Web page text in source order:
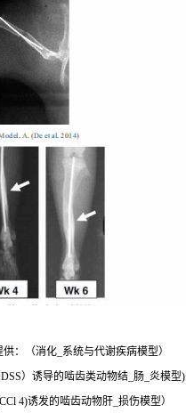
：（消化_系统与代谢疾病模型）
）诱导的啮齿类动物结_肠_炎模型)
4)诱发的啮齿动物肝_损伤模型）